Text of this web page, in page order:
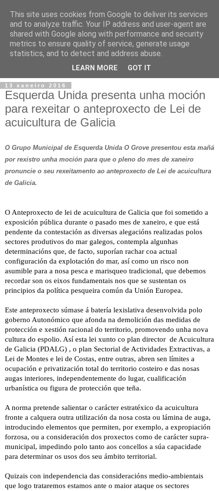
13 xaneiro 2016
Esquerda Unida presenta unha moción
para rexeitar o anteproxecto de Lei de
acuicultura de Galicia
O Grupo Municipal de Esquerda Unida O Grove presentou esta mañá
por rexistro unha moción para que o pleno do mes de xaneiro
pronuncie o seu rexeitamento ao anteproxecto de Lei de acuicultura
de Galicia.
O Anteproxecto de lei de acuicultura de Galicia que foi sometido a
exposición pública durante o pasado mes de xaneiro, e que está
pendente da contestación as diversas alegacións realizadas polos
sectores produtivos do mar galegos, contempla algunhas
determinacións que, de facto, suporían rachar coa actual
configuración da explotación do mar, así como un risco non
asumible para a nosa pesca e marisqueo tradicional, que debemos
recordar son os eixos fundamentais nos que se sustentan os
principios da política pesqueira común da Unión Europea.
Este anteproxecto súmase á batería lexislativa desenvolvida polo
goberno Autonómico que afonda na demolición das medidas de
protección e xestión racional do territorio, promovendo unha nova
cultura do espolio. Así esta lei xunto co plan director de Acuicultura
de Galicia (PDALG) , o plan Sectorial de Actividades Extractivas, a
Lei de Montes e lei de Costas, entre outras, abren sen límites a
ocupación e privatización total do territorio costeiro e das nosas
augas interiores, independentemente do lugar, cualificación
urbanística ou figura de protección que teña.
A norma pretende salientar o carácter estratéxico da acuicultura
fronte a calquera outra utilización da nosa costa ou lámina de auga,
introducindo elementos que permiten, por exemplo, a expropiación
forzosa, ou a consideración dos proxectos como de carácter supra-
municipal, impedindo polo tanto aos concellos a súa capacidade
para determinar os usos dos seu ámbito territorial.
Quizais con independencia das consideracións medio-ambientais
que logo trataremos estamos ante o maior ataque os sectores
This site uses cookies from Google to deliver its services
and to analyze traffic. Your IP address and user-agent are
shared with Google along with performance and security
metrics to ensure quality of service, generate usage
statistics, and to detect and address abuse.
LEARN MORE GOT IT